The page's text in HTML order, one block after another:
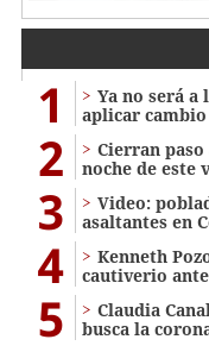
1
Ya no será a
aplicar
2
Cierran
noche de este
3
Video:
asaltantes en
4
Kenneth
cautiverio
5
Claudia
busca la